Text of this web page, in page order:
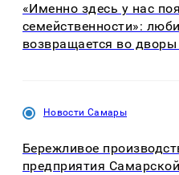
«Именно здесь у нас
семейственности»:
возвращается во
Новости Самары
Бережливое
предприятия